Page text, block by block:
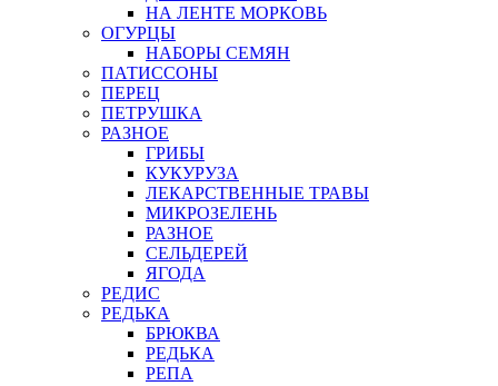
НА ЛЕНТЕ МОРКОВЬ
ОГУРЦЫ
НАБОРЫ СЕМЯН
ПАТИССОНЫ
ПЕРЕЦ
ПЕТРУШКА
РАЗНОЕ
ГРИБЫ
КУКУРУЗА
ЛЕКАРСТВЕННЫЕ ТРАВЫ
МИКРОЗЕЛЕНЬ
РАЗНОЕ
СЕЛЬДЕРЕЙ
ЯГОДА
РЕДИС
РЕДЬКА
БРЮКВА
РЕДЬКА
РЕПА